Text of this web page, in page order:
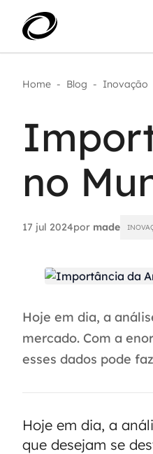
Aplicar IA com
Modernização de
Sustentar operações
eficiência
Escalar com
Home - Blog - Inovação
no
17 jul 2024por made
Hoje em dia, a
mercado. Com a
esses dados pode
Hoje em dia, a
que desejam se